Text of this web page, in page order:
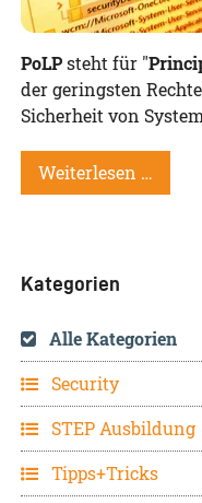
PoLPsteht für "
der geringsten
Sicherheit von
Weiterlesen …
Kategorien
Alle Kategorien
Security
STEP Ausbildung
Tipps+Tricks